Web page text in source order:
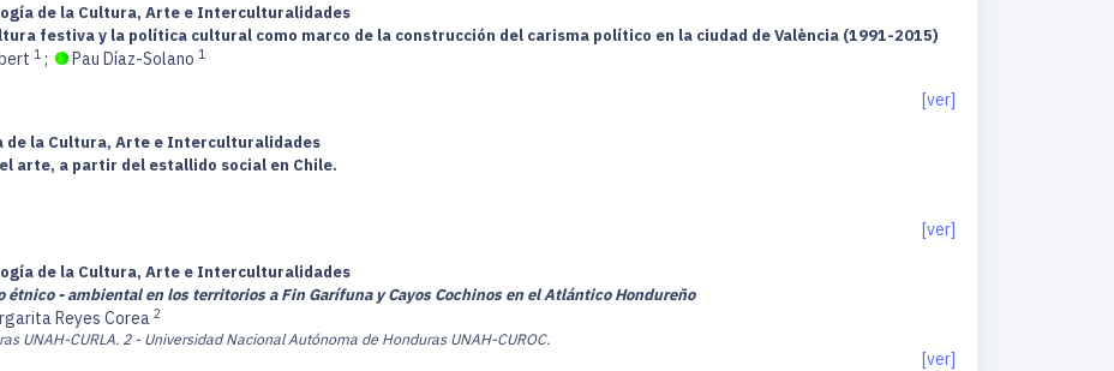
de la Cultura, Arte e Interculturalidades
festiva y la política cultural como marco de la construcción del carisma político en la ciudad de València (1991-2015)
1 ; Pau Díaz-Solano 1
[ver]
de la Cultura, Arte e Interculturalidades
arte, a partir del estallido social en Chile.
[ver]
de la Cultura, Arte e Interculturalidades
- ambiental en los territorios a Fin Garífuna y Cayos Cochinos en el Atlántico Hondureño
Reyes Corea 2
UNAH-CURLA. 2 - Universidad Nacional Autónoma de Honduras UNAH-CUROC.
[ver]